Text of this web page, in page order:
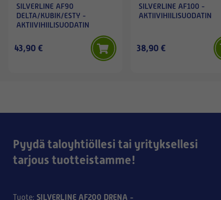
SILVERLINE AF90
DELTA/KUBIK/ESTY -
AKTIIVIHIILISUODATIN
43,90 €
SILVERLINE AF100 -
AKTIIVIHIILISUODATIN
38,90 €
Pyydä taloyhtiöllesi tai yrityksellesi
tarjous tuotteistamme!
Tuote: SILVERLINE AF200 DRENA -